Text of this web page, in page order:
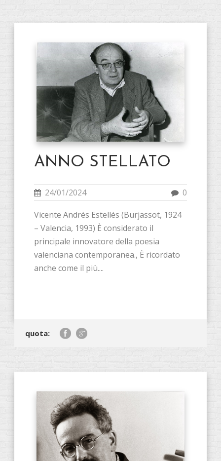
ANNO STELLATO
24/01/2024 0
Vicente Andrés Estellés (Burjassot, 1924
– Valencia, 1993) È considerato il
principale innovatore della poesia
valenciana contemporanea., È ricordato
anche come il più....
quota: